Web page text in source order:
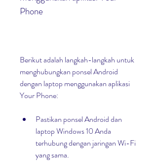
Phone
Berikut adalah langkah-langkah untuk
menghubungkan ponsel Android
dengan laptop menggunakan aplikasi
Your Phone:
Pastikan ponsel Android dan
laptop Windows 10 Anda
terhubung dengan jaringan Wi-Fi
yang sama.